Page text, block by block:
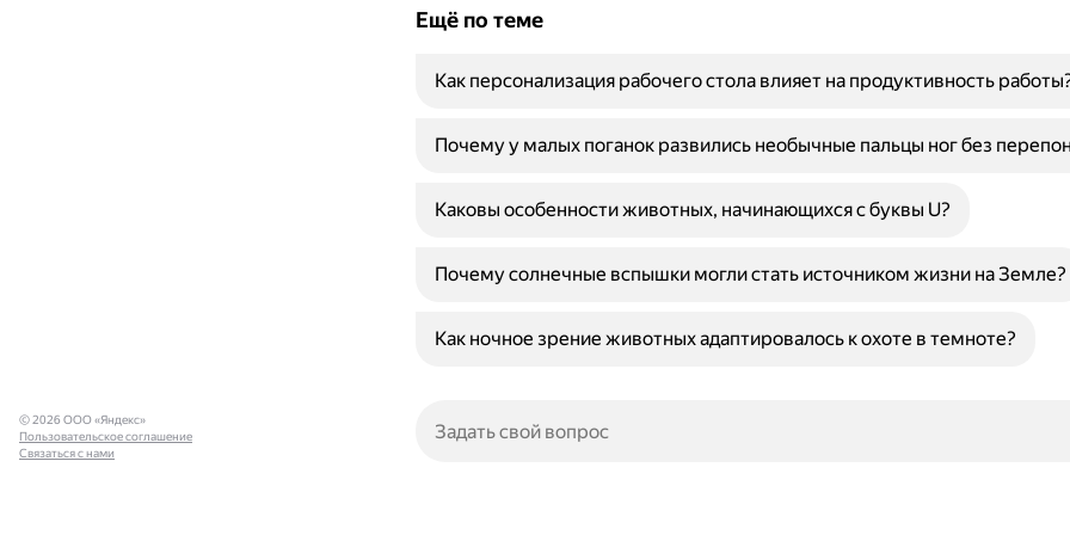
Ещё по теме
Как персонализация рабочего стола влияет на продуктивность
Почему у малых поганок развились необычные пальцы ног без
Каковы особенности животных, начинающихся с буквы U?
Почему солнечные вспышки могли стать источником жизни на Земле?
Как ночное зрение животных адаптировалось к охоте в темноте?
© 2026 ООО «Яндекс»
Пользовательское соглашение
Связаться с нами